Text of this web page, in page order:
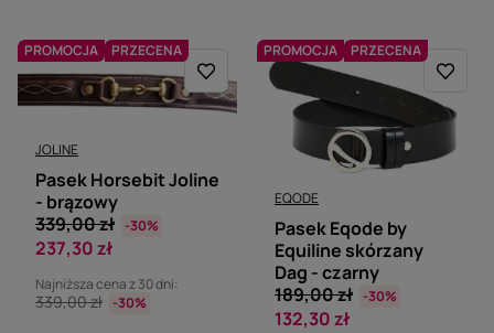
PROMOCJA PRZECENA
JOLINE
Pasek Horsebit Joline
- brązowy
237,30 zł
Najniższa cena z 30 dni:
339,00 zł -30%
339,00 zł -30%
PROMOCJA PRZECENA
EQODE
Pasek Eqode by
Equiline skórzany
Dag - czarny
132,30 zł
189,00 zł -30%